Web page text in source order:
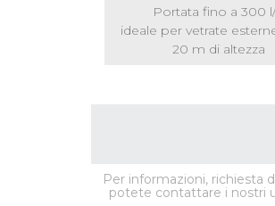
Portata fino a 300
ideale per vetrate
20 m di altezza
Per informazioni, richiesta
potete contattare i nostri